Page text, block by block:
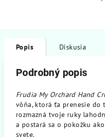
Popis Diskusia
Podrobný popis
Frudia My Orchard Hand
vôňa, ktorá ťa prenesie do
rozmazná tvoje ruky
a postará sa o pokožku
svete.